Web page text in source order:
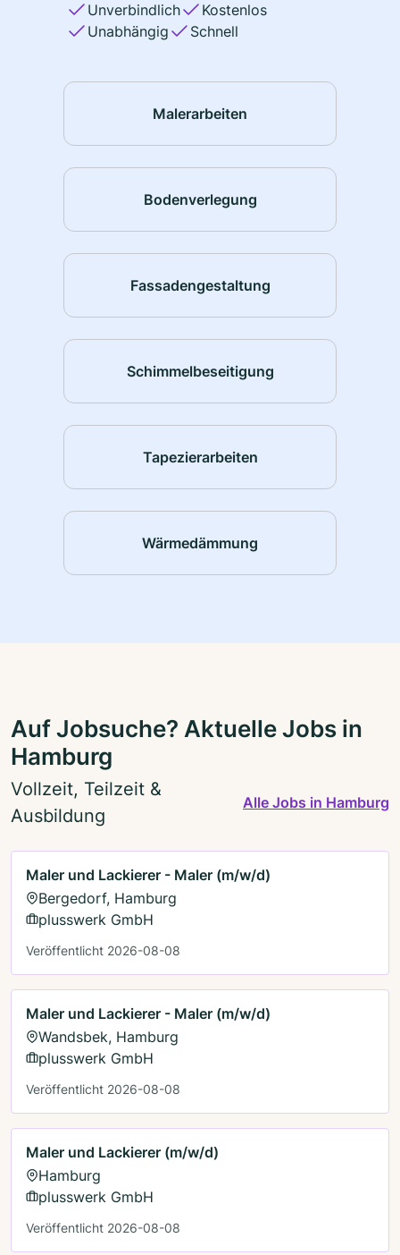
Unverbindlich
Kostenlos
Unabhängig
Schnell
Malerarbeiten
Bodenverlegung
Fassadengestaltung
Schimmelbeseitigung
Tapezierarbeiten
Wärmedämmung
Auf Jobsuche? Aktuelle Jobs in
Hamburg
Vollzeit, Teilzeit &
Ausbildung
Alle Jobs in Hamburg
Maler und Lackierer - Maler (m/w/d)
Bergedorf, Hamburg
plusswerk GmbH
Veröffentlicht 2026-08-08
Maler und Lackierer - Maler (m/w/d)
Wandsbek, Hamburg
plusswerk GmbH
Veröffentlicht 2026-08-08
Maler und Lackierer (m/w/d)
Hamburg
plusswerk GmbH
Veröffentlicht 2026-08-08